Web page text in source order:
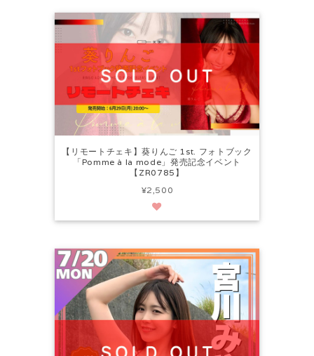
【リモートチェキ】葵りんご 1st. フォトブック
「Pomme à la mode」発売記念イベント
【ZR0785】
¥2,500